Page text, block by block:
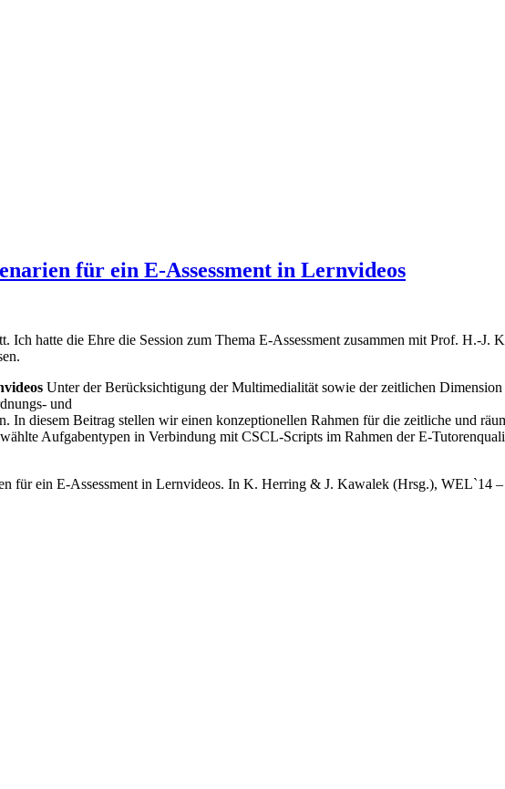
für ein E-Assessment in Lernvideos
Ich hatte die Ehre die Session zum Thema E-Assessment zusammen mit Prof. H.-J.
Unter der Berücksichtigung der Multimedialität sowie der zeitlichen Dimension
und
In diesem Beitrag stellen wir einen konzeptionellen Rahmen für die zeitliche und
Aufgabentypen in Verbindung mit CSCL-Scripts im Rahmen der E-
für ein E-Assessment in Lernvideos. In K. Herring & J. Kawalek (Hrsg.), WEL`14